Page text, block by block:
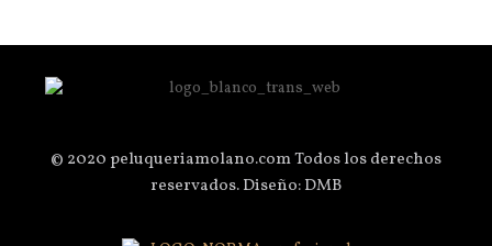
© 2020 peluqueriamolano.com Todos los derechos
reservados. Diseño: DMB